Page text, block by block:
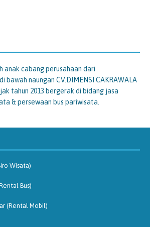
anak cabang perusahaan dari
bawah naungan CV.DIMENSI CAKRAWALA
tahun 2013 bergerak di bidang jasa
& persewaan bus pariwisata.
Wisata)
Bus)
(Rental Mobil)